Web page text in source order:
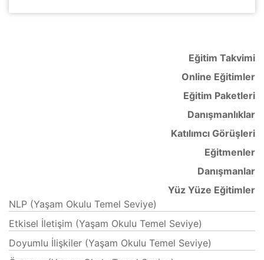
Eğitim Takvimi
Online Eğitimler
Eğitim Paketleri
Danışmanlıklar
Katılımcı Görüşleri
Eğitmenler
Danışmanlar
Yüz Yüze Eğitimler
NLP (Yaşam Okulu Temel Seviye)
Etkisel İletişim (Yaşam Okulu Temel Seviye)
Doyumlu İlişkiler (Yaşam Okulu Temel Seviye)